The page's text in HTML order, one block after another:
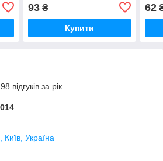
93₴
Купити
62
відгуків за рік
Україна